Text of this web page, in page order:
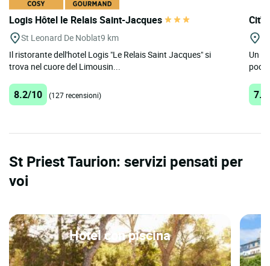
Logis Hôtel le Relais Saint-Jacques
St Leonard De Noblat9 km
Il ristorante dell'hotel Logis "Le Relais Saint Jacques" si
trova nel cuore del Limousin...
8.2/10 (127 recensioni)
Un
St Priest Taurion: servizi pensati per
voi
Hotel con piscina